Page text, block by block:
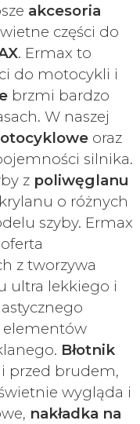
akcesoria
części do
. Ermax to
do motocykli i
brzmi bardzo
. W naszej
oraz
silnika.
z poliwęglanu
o różnych
szyby. Ermax
z tworzywa
ultra lekkiego i
elementów
Błotnik
przed brudem,
wygląda i
nakładka na